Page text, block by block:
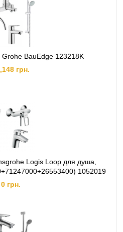
BauEdge 123218K
грн.
Logis Loop для душа,
1052019
0 грн.